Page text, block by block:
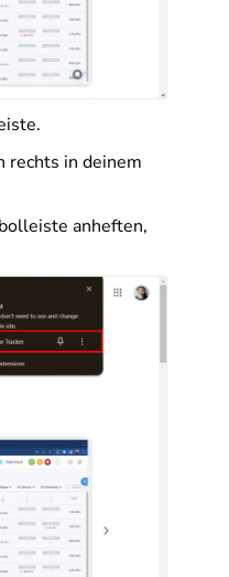
rechts in deinem
anheften,